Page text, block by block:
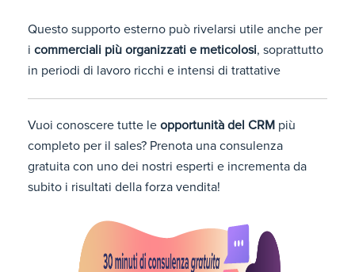
Questo supporto esterno può rivelarsi utile anche per
i commerciali più organizzati e meticolosi, soprattutto
in periodi di lavoro ricchi e intensi di trattative
Vuoi conoscere tutte le opportunità del CRM più
completo per il sales? Prenota una consulenza
gratuita con uno dei nostri esperti e incrementa da
subito i risultati della forza vendita!